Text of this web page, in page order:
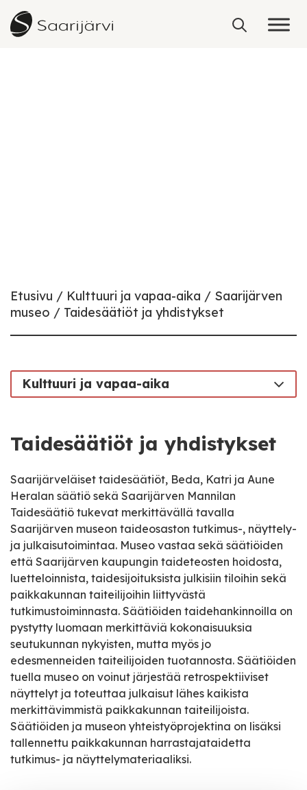
Skip to content
Etusivu Kulttuuri ja vapaa-aika
Saarijärven
museo
Taidesäätiöt ja yhdistykset
Kulttuuri ja vapaa-aika
Taidesäätiöt ja yhdistykset
Saarijärveläiset taidesäätiöt, Beda, Katri ja Aune
Heralan säätiö sekä Saarijärven Mannilan
Taidesäätiö tukevat merkittävällä tavalla
Saarijärven museon taideosaston tutkimus-, näyttely-
ja julkaisutoimintaa. Museo vastaa sekä säätiöiden
että Saarijärven kaupungin taideteosten hoidosta,
luetteloinnista, taidesijoituksista julkisiin tiloihin sekä
paikkakunnan taiteilijoihin liittyvästä
tutkimustoiminnasta. Säätiöiden taidehankinnoilla on
pystytty luomaan merkittäviä kokonaisuuksia
seutukunnan nykyisten, mutta myös jo
edesmenneiden taiteilijoiden tuotannosta. Säätiöiden
tuella museo on voinut järjestää retrospektiiviset
näyttelyt ja toteuttaa julkaisut lähes kaikista
merkittävimmistä paikkakunnan taiteilijoista.
Säätiöiden ja museon yhteistyöprojektina on lisäksi
tallennettu paikkakunnan harrastajataidetta
tutkimus- ja näyttelymateriaaliksi.